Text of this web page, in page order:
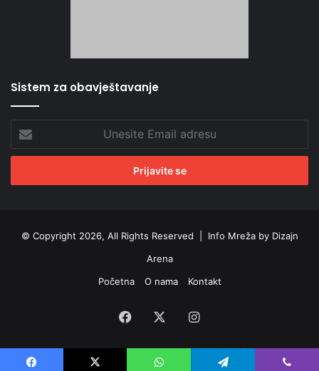
Sistem za obavještavanje
Email
adresu
© Copyright 2026, All Rights Reserved | Info Mreža by Dizajn
Arena
Početna
O nama Kontakt
Facebook Instagram